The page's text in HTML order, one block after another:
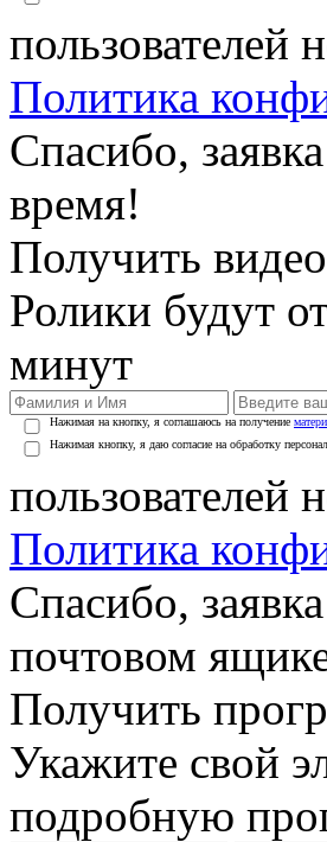
пользователей
Политика
Спасибо,
время!
Получить видео
Ролики будут
минут
Нажимая на кнопку, я соглашаюсь на получение
Нажимая кнопку, я даю согласие на обработку
пользователей
Политика
Спасибо,
почтовом
Получить
Укажите свой
подробную